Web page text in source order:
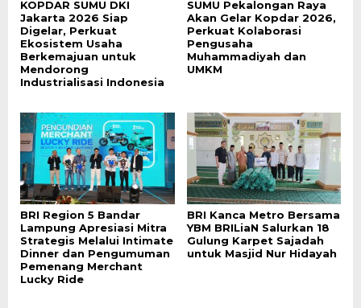
KOPDAR SUMU DKI
Jakarta 2026 Siap
Digelar, Perkuat
Ekosistem Usaha
Berkemajuan untuk
Mendorong
Industrialisasi Indonesia
SUMU Pekalongan Raya
Akan Gelar Kopdar 2026,
Perkuat Kolaborasi
Pengusaha
Muhammadiyah dan
UMKM
BRI Region 5 Bandar
Lampung Apresiasi Mitra
Strategis Melalui Intimate
Dinner dan Pengumuman
Pemenang Merchant
Lucky Ride
BRI Kanca Metro Bersama
YBM BRILiaN Salurkan 18
Gulung Karpet Sajadah
untuk Masjid Nur Hidayah